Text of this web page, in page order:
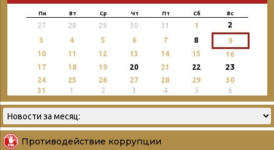
Пн Вт Ср Чт Пт Сб Вс
27 28 29 30 31 1 2
3 4 5 6 7 8
9
10
11 12 13 14 15
16
17
18 19 20 21 22 23
24 25 26 27 28 29
30
31
1 2 3 4 5 6
Противодействие коррупции